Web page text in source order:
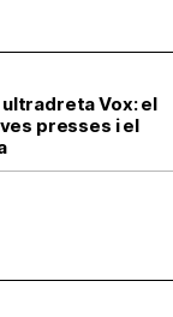
ultradreta Vox: el
presses i el